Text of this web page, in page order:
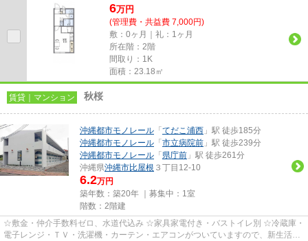
6万円
(管理費・共益費 7,000円)
敷：0ヶ月｜礼：1ヶ月
所在階：2階
間取り：1K
面積：23.18㎡
賃貸｜マンション 秋桜
沖縄都市モノレール 「 てだこ浦西 」駅 徒歩185分
沖縄都市モノレール 「 市立病院前 」駅 徒歩239分
沖縄都市モノレール 「 県庁前 」駅 徒歩261分
沖縄県沖縄市比屋根 ３丁目12-10
6.2万円
築年数：築20年 ｜募集中： 1室
階数：2階建
☆敷金・仲介手数料ゼロ、水道代込み ☆家具家電付き・バストイレ別 ☆冷蔵庫・
電子レンジ・ＴＶ・洗濯機・カーテン・エアコンがついていますので、新生活が